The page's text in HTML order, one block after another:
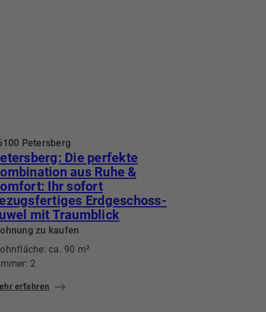
Petersberg
Die perfekte
aus Ruhe &
Ihr sofort
Erdgeschoss-
mit Traumblick
zu kaufen
ca. 90 m²
2
erfahren